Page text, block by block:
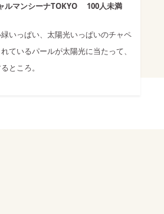
ルマンシーナTOKYO 100人未満
いっぱい、太陽光いっぱいのチャペ
ているパールが太陽光に当たって、
ところ。